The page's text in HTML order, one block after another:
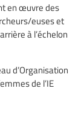
en œuvre des
euses et
à l’échelon
d’Organisation
de l’IE